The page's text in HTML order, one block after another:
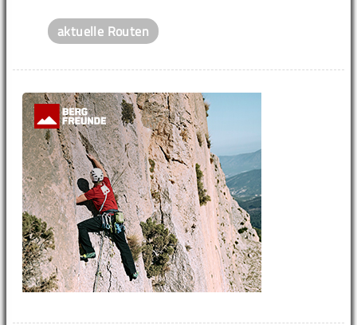
aktuelle Routen